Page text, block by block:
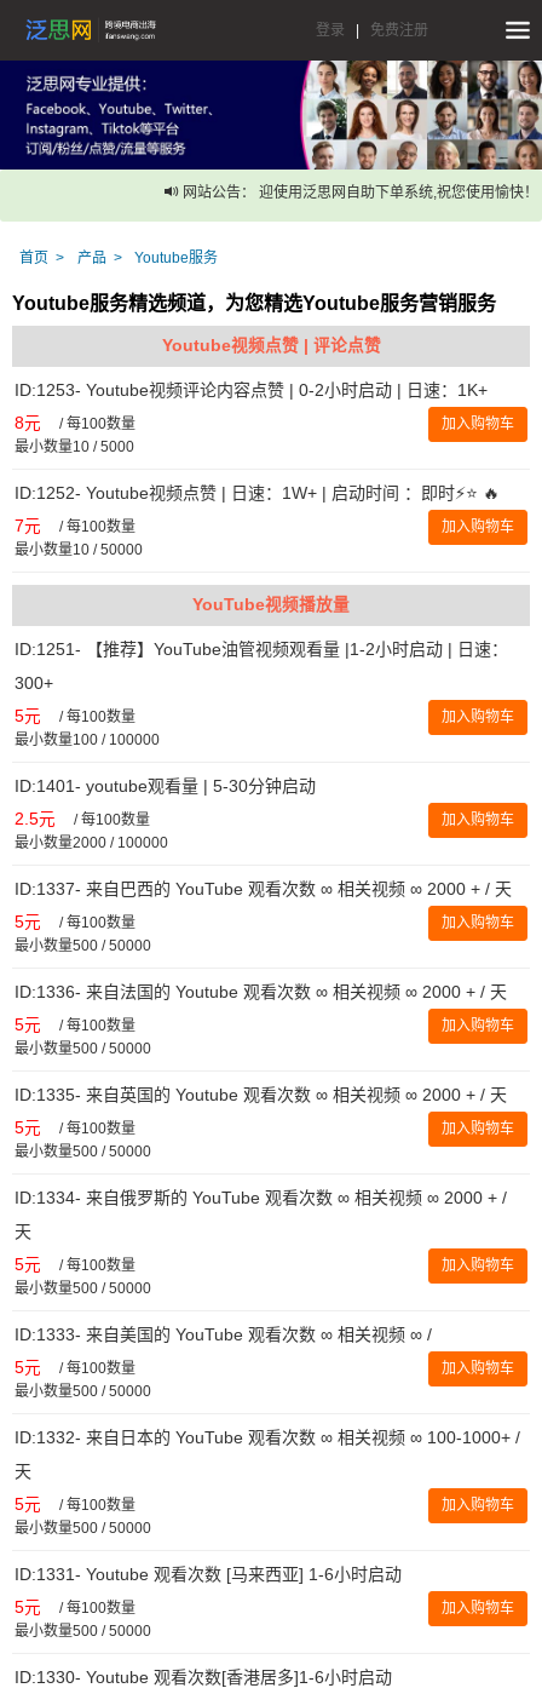
登录 免费注册
网站公告： 迎使用泛思网自助下单系统,祝您使用愉快！
首页 产品 Youtube服务
Youtube服务精选频道，为您精选Youtube服务营销服务
Youtube视频点赞 | 评论点赞
ID:1253- Youtube视频评论内容点赞 | 0-2小时启动 | 日速：1K+
8元 /每100数量
最小数量10 / 5000
加入购物车
ID:1252- Youtube视频点赞 | 日速：1W+ | 启动时间 ：即时⚡️⭐ 🔥
7元 /每100数量
最小数量10 / 50000
加入购物车
YouTube视频播放量
ID:1251- 【推荐】YouTube油管视频观看量 |1-2小时启动 | 日速：
300+
5元 /每100数量
最小数量100 / 100000
加入购物车
ID:1401- youtube观看量 | 5-30分钟启动
2.5元 /每100数量
最小数量2000 / 100000
加入购物车
ID:1337- 来自巴西的 YouTube 观看次数 ∞ 相关视频 ∞ 2000 + / 天
5元 /每100数量
最小数量500 / 50000
加入购物车
ID:1336- 来自法国的 Youtube 观看次数 ∞ 相关视频 ∞ 2000 + / 天
5元 /每100数量
最小数量500 / 50000
加入购物车
ID:1335- 来自英国的 Youtube 观看次数 ∞ 相关视频 ∞ 2000 + / 天
5元 /每100数量
最小数量500 / 50000
加入购物车
ID:1334- 来自俄罗斯的 YouTube 观看次数 ∞ 相关视频 ∞ 2000 + /
天
5元 /每100数量
最小数量500 / 50000
加入购物车
ID:1333- 来自美国的 YouTube 观看次数 ∞ 相关视频 ∞ /
5元 /每100数量
最小数量500 / 50000
加入购物车
ID:1332- 来自日本的 YouTube 观看次数 ∞ 相关视频 ∞ 100-1000+ /
天
5元 /每100数量
最小数量500 / 50000
加入购物车
ID:1331- Youtube 观看次数 [马来西亚] 1-6小时启动
5元 /每100数量
最小数量500 / 50000
加入购物车
ID:1330- Youtube 观看次数[香港居多]1-6小时启动